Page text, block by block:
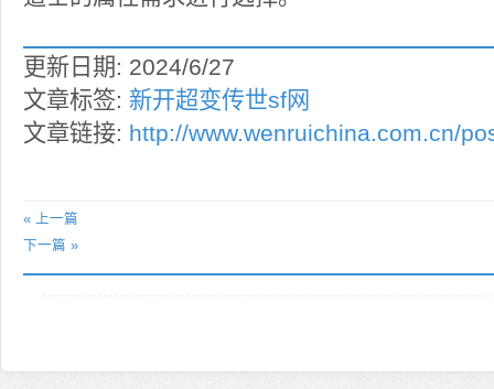
更新日期: 2024/6/27
文章标签: 新开超变传世sf网
文章链接: http://www.wenruichina.com.cn/
« 上一篇
下一篇 »